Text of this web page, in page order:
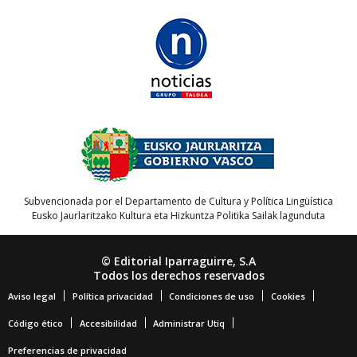
Subvencionada por el Departamento de Cultura y Política Lingüística
Eusko Jaurlaritzako Kultura eta Hizkuntza Politika Sailak lagunduta
© Editorial Iparraguirre, S.A
Todos los derechos reservados
Aviso legal Política privacidad Condiciones de uso Cookies
Código ético Accesibilidad Administrar Utiq
Preferencias de privacidad